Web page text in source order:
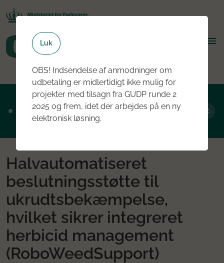
Ansøgningsrunde 2, 2026 er nu åben - læs
mere om rundens fokus her
Halvautomatiseret
beslutningsstøtte til
ukrudtsbekæmpelse,
hvilket sikrer integreret
herbicid management
(RoboWeedSupport)
Luk
OBS! Indsendelse af anmodninger om
udbetaling er midlertidigt ikke mulig for
projekter med tilsagn fra GUDP runde 2
2025 og frem, idet der arbejdes på en ny
elektronisk løsning.